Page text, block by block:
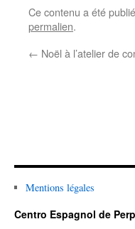
Ce contenu a été
permalien.
← Noël à l’atelier de
Mentions légales
Centro Espagnol de